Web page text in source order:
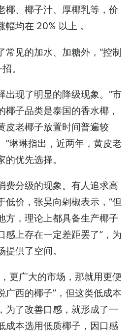
椰、椰子汁、厚椰乳等，价
均在 20% 以上 。
常见的加水、加糖外，“控制
。
出现了明显的降级现象。“市
椰子品类是泰国的香水椰，
皮老椰子放置时间普遍较
”琳琳指出，近两年，黄皮老
优先选择。
费分级的现象。有人追求高
低价，张昊向剁椒表示，“但
方，理论上都具备生产椰子
感上存在一定差距罢了”，为
供了空间。
更广大的市场，那就用更便
广西的椰子”，但这类低成本
为了改善口感，就形成了一
成本选用低质椰子，因口感